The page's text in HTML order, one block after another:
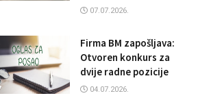
07.07.2026.
Firma BM zapošljava:
Otvoren konkurs za
dvije radne pozicije
04.07.2026.